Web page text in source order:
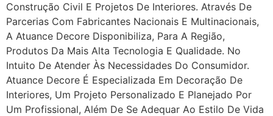
Construção Civil E Projetos De Interiores. Através De
Parcerias Com Fabricantes Nacionais E Multinacionais,
A Atuance Decore Disponibiliza, Para A Região,
Produtos Da Mais Alta Tecnologia E Qualidade. No
Intuito De Atender Às Necessidades Do Consumidor.
Atuance Decore É Especializada Em Decoração De
Interiores, Um Projeto Personalizado E Planejado Por
Um Profissional, Além De Se Adequar Ao Estilo De Vida